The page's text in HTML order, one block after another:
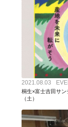
2021.08.03
桐生×富士吉田サ
（土）